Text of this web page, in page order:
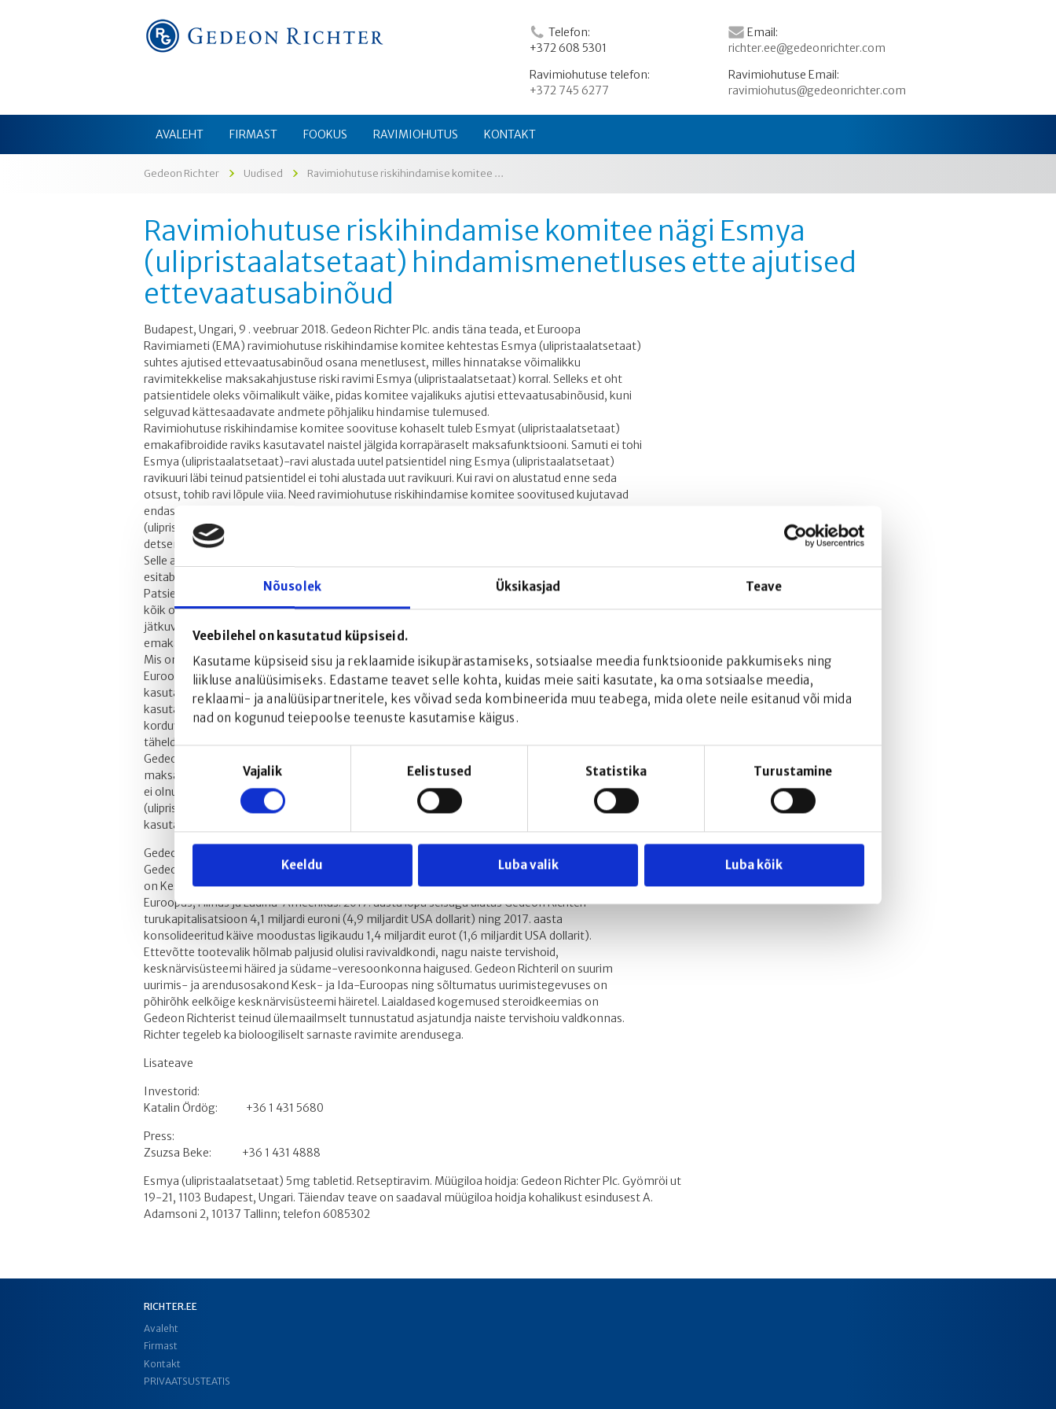
Nõusolek Üksikasjad Teave
Veebilehel on kasutatud küpsiseid.
Kasutame küpsiseid sisu ja reklaamide isikupärastamiseks, sotsiaalse meedia funktsioonide pakkumiseks ning
liikluse analüüsimiseks. Edastame teavet selle kohta, kuidas meie saiti kasutate, ka oma sotsiaalse meedia,
reklaami- ja analüüsipartneritele, kes võivad seda kombineerida muu teabega, mida olete neile esitanud või mida
nad on kogunud teiepoolse teenuste kasutamise käigus.
Nõusoleku
valik
Vajalik Eelistused Statistika Turustamine
Keeldu Luba valik Luba kõik
Telefon:
+372 608 5301
Email:
richter.ee@gedeonrichter.com
Ravimiohutuse telefon:
+372 745 6277
Ravimiohutuse Email:
ravimiohutus@gedeonrichter.com
AVALEHT FIRMAST FOOKUS RAVIMIOHUTUS KONTAKT
Gedeon Richter Uudised Ravimiohutuse riskihindamise komitee nägi Esmya (ulipristaalatsetaat) hindamismenetluses ette ajutised ettevaatusabinõud
Ravimiohutuse riskihindamise komitee nägi Esmya
(ulipristaalatsetaat) hindamismenetluses ette ajutised
ettevaatusabinõud
Budapest, Ungari, 9 . veebruar 2018. Gedeon Richter Plc. andis täna teada, et Euroopa
Ravimiameti (EMA) ravimiohutuse riskihindamise komitee kehtestas Esmya (ulipristaalatsetaat)
suhtes ajutised ettevaatusabinõud osana menetlusest, milles hinnatakse võimalikku
ravimitekkelise maksakahjustuse riski ravimi Esmya (ulipristaalatsetaat) korral. Selleks et oht
patsientidele oleks võimalikult väike, pidas komitee vajalikuks ajutisi ettevaatusabinõusid, kuni
selguvad kättesaadavate andmete põhjaliku hindamise tulemused.
Ravimiohutuse riskihindamise komitee soovituse kohaselt tuleb Esmyat (ulipristaalatsetaat)
emakafibroidide raviks kasutavatel naistel jälgida korrapäraselt maksafunktsiooni. Samuti ei tohi
Esmya (ulipristaalatsetaat)-ravi alustada uutel patsientidel ning Esmya (ulipristaalatsetaat)
ravikuuri läbi teinud patsientidel ei tohi alustada uut ravikuuri. Kui ravi on alustatud enne seda
otsust, tohib ravi lõpule viia. Need ravimiohutuse riskihindamise komitee soovitused kujutavad
endast ajutisi meetmeid, mille eesmärk on kaitsta patsientide tervist. Lõplik otsus oleneb Esmya
(ulipristaalatsetaat) hindamismenetluse järeldustest. Hindamismenetlus algatati 2017. aasta
detsembris ja lõpetatakse eeldatavalt enne 2018. aasta mai lõppu.
Selle aja jooksul teeb Gedeon Richter ravimiohutuse riskihindamise komiteega koostööd ja
esitab aegsasti kõik nõutavad andmed, mille alusel komitee saab teha õiglase hinnangu.
Patsientide ohutus on Gedeon Richteri jaoks väga oluline. Gedeon Richteri hinnangul näitavad
kõik olemasolevad andmed, et Esmya (ulipristaalatsetaat) kasulikkuse ja riski tasakaal on
jätkuvalt soodne, ning ettevõte tegutseb selle nimel, et see ainulaadne ravim oleks
emakafibroididega naistele ravivalikuna kättesaadav ka edaspidi.
Mis on Esmya (ulipristaalatsetaat)?
Euroopa-põhiste turustamisjärgsete andmete kohaselt on Esmyat (ulipristaalatsetaat) seni
kasutanud enam kui 700 000 patsienti. Lõpetatud kliinilistes uuringutes on ulipristaalatsetaati
kasutanud enam kui 7100 patsienti ning 1972 patsienti on saanud ulipristaalatsetaadi
korduvannuseid. Ulipristaalatsetaadi arendusprogrammis maksatoksilisuse nähtusid ei
täheldatud.
Gedeon Richter on ravimiohutuse riskihindamise komiteele esitanud põhjaliku analüüsi kõikide
maksatoksilisuse juhtumite kohta Esmyat (ulipristaalatsetaat) kasutanud naistel. Analüüsi põhjal
ei olnud komiteel võimalik kinnitada nende juhtumite põhjuslikku seost Esmyaga
(ulipristaalatsetaat), kuna ilmnesid teatavad segavad faktorid, näiteks muude ravimite
kasutamine, viirusinfektsioonid ja võimalikud primaarsed maksahaigused mõnel patsiendil.
Gedeon Richterist lähemalt
Gedeon Richter Plc. (www.richter.hu) peakorteriga Ungari pealinnas Budapestis
on Kesk- ja Ida-Euroopa juhtivaid ravimiettevõtteid, mis laiendab oma tegevushaaret ka Lääne-
Euroopas, Hiinas ja Ladina-Ameerikas. 2017. aasta lõpu seisuga ulatus Gedeon Richteri
turukapitalisatsioon 4,1 miljardi euroni (4,9 miljardit USA dollarit) ning 2017. aasta
konsolideeritud käive moodustas ligikaudu 1,4 miljardit eurot (1,6 miljardit USA dollarit).
Ettevõtte tootevalik hõlmab paljusid olulisi ravivaldkondi, nagu naiste tervishoid,
kesknärvisüsteemi häired ja südame-veresoonkonna haigused. Gedeon Richteril on suurim
uurimis- ja arendusosakond Kesk- ja Ida-Euroopas ning sõltumatus uurimistegevuses on
põhirõhk eelkõige kesknärvisüsteemi häiretel. Laialdased kogemused steroidkeemias on
Gedeon Richterist teinud ülemaailmselt tunnustatud asjatundja naiste tervishoiu valdkonnas.
Richter tegeleb ka bioloogiliselt sarnaste ravimite arendusega.
Lisateave
Investorid:
Katalin Ördög: +36 1 431 5680
Press:
Zsuzsa Beke: +36 1 431 4888
Esmya (ulipristaalatsetaat) 5mg tabletid. Retseptiravim. Müügiloa hoidja: Gedeon Richter Plc. Gyömröi ut
19-21, 1103 Budapest, Ungari. Täiendav teave on saadaval müügiloa hoidja kohalikust esindusest A.
Adamsoni 2, 10137 Tallinn; telefon 6085302
RICHTER.EE
Avaleht
Firmast
Kontakt
PRIVAATSUSTEATIS